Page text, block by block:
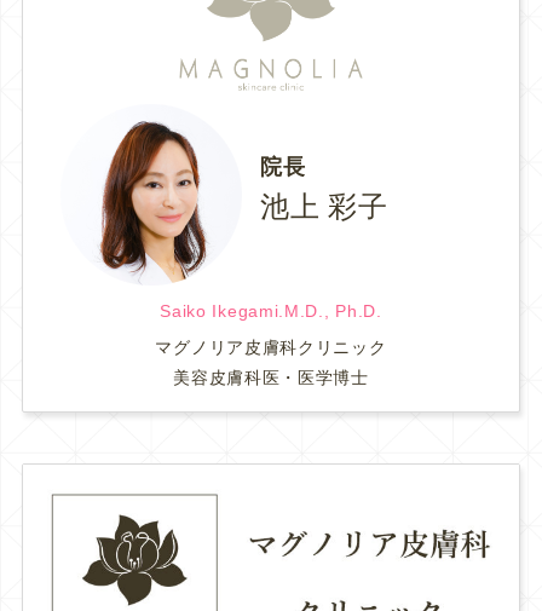
院長
池上 彩子
Saiko Ikegami.M.D., Ph.D.
マグノリア皮膚科クリニック
美容皮膚科医・医学博士